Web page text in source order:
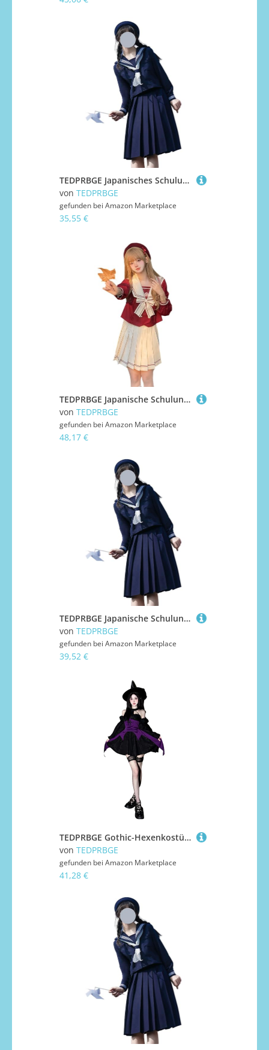
TEDPRBGE Japanisches Schuluniform-Kostüm, Matrosenuniform, JK, Hemden, Uniform, Anime, Cosplay, Kostüme für Damen (Blau, lange Ärmel + Rock, 43 cm, L)
von TEDPRBGE
gefunden bei Amazon Marketplace
35,55 €
TEDPRBGE Japanische Schuluniform-Kostüm, Matrosenuniform, JK, Hemden, Uniform, Anime, Cosplay, Kostüme für Damen, Rot / Weiß (S)
von TEDPRBGE
gefunden bei Amazon Marketplace
48,17 €
TEDPRBGE Japanische Schuluniform-Kostüm, Matrosenuniform, JK, Hemden, Uniform, Anime, Cosplay, Kostüme für Damen (Blau, lange Ärmel + Rock, 60 cm, XL)
von TEDPRBGE
gefunden bei Amazon Marketplace
39,52 €
TEDPRBGE Gothic-Hexenkostüm für Damen, schwarz, lila, Outfit, Hexe, spitz, Kappe, ärmellos, Oberrock, Halloween, Cosplay, Kostüm, Größe M
von TEDPRBGE
gefunden bei Amazon Marketplace
41,28 €